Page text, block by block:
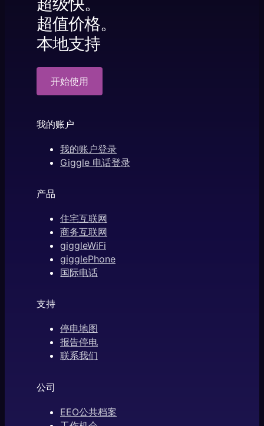
超值价格。
本地支持
开始使用
我的账户
我的账户登录
Giggle 电话登录
产品
住宅互联网
商务互联网
giggleWiFi
gigglePhone
国际电话
支持
停电地图
报告停电
联系我们
公司
EEO公共档案